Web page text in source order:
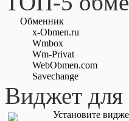
Обменник
x-Obmen.ru
Wmbox
Wm-Privat
WebObmen.com
Savechange
Виджет для
Установите